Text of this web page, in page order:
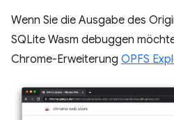
Wenn Sie die Ausgabe des
SQLite Wasm debuggen
Chrome-Erweiterung OPFS